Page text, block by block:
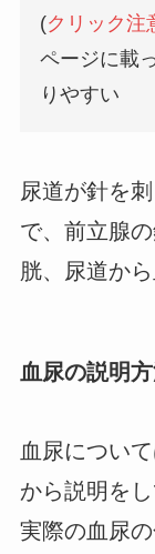
(クリック注
ページに載
りやすい
尿道が針を
で、前立腺
胱、尿道か
血尿の説明
血尿につい
から説明を
実際の血尿